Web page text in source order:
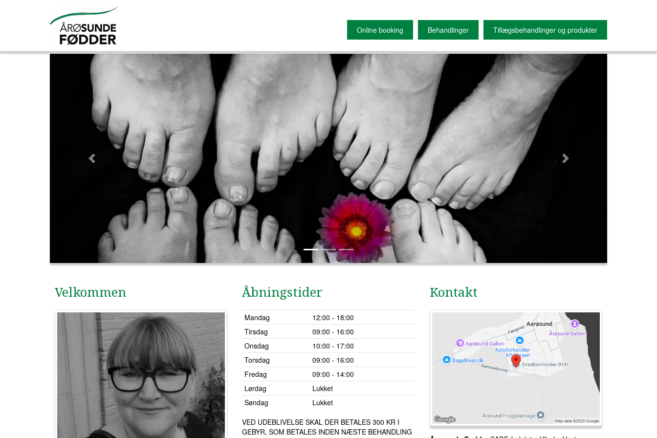
Online booking Behandlinger Tillægsbehandlinger og produkter
Previous Next
Velkommen Åbningstider
Mandag
12:00 - 18:00
Tirsdag
09:00 - 16:00
Onsdag
10:00 - 17:00
Torsdag
09:00 - 16:00
Fredag
09:00 - 14:00
Lørdag
Lukket
Søndag
Lukket
VED UDEBLIVELSE SKAL DER BETALES 300 KR I
GEBYR, SOM BETALES INDEN NÆSTE BEHANDLING
Kontakt